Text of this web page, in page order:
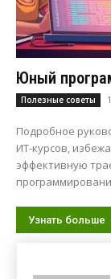
Юный
Полезные советы
Подробное
ИТ-курсов,
эффективную
Узнать больше